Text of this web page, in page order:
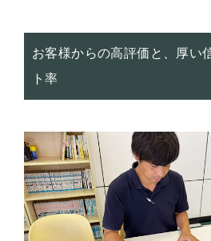
お客様からの高評価と、厚い
ト率